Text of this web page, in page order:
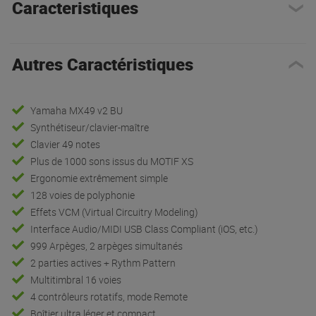
Caracteristiques
Autres Caractéristiques
Yamaha MX49 v2 BU
Synthétiseur/clavier-maître
Clavier 49 notes
Plus de 1000 sons issus du MOTIF XS
Ergonomie extrêmement simple
128 voies de polyphonie
Effets VCM (Virtual Circuitry Modeling)
Interface Audio/MIDI USB Class Compliant (iOS, etc.)
999 Arpèges, 2 arpèges simultanés
2 parties actives + Rythm Pattern
Multitimbral 16 voies
4 contrôleurs rotatifs, mode Remote